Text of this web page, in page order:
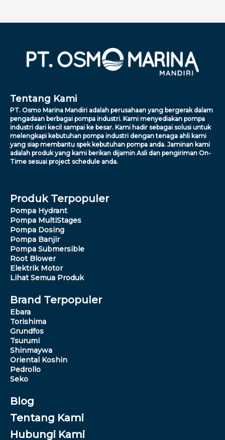
Tentang Kami
PT. Osmo Marina Mandiri adalah perusahaan yang bergerak dalam
pengadaan berbagai pompa industri. Kami menyediakan pompa
industri dari kecil sampai ke besar. Kami hadir sebagai solusi untuk
melengkapi kebutuhan pompa industri dengan tenaga ahli kami
yang siap membantu spek kebutuhan pompa anda. Jaminan kami
adalah produk yang kami berikan dijamin Asli dan pengiriman On-
Time sesuai project schedule anda.
Produk Terpopuler
Pompa Hydrant
Pompa MultiStages
Pompa Dosing
Pompa Banjir
Pompa Submersible
Root Blower
Elektrik Motor
Lihat Semua Produk
Brand Terpopuler
Ebara
Torishima
Grundfos
Tsurumi
Shinmaywa
Oriental Koshin
Pedrollo
Seko
Blog
Tentang Kami
Hubungi Kami